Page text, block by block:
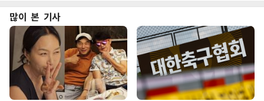
많이 본 기사